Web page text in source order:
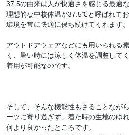
37.5の由来は人が快適さを感じる最適
理想的な中核体温が37.5℃と呼ばれて
環境を常に快適に保ち続けてくれます。
アウトドアウェアなどにも用いられる
く、暑い時には涼しく体温を調整して
着用が可能なのです。
そして、そんな機能性もさることなが
ーツに寄り過ぎず、着た時の生地のゆ
何より良かったところです。